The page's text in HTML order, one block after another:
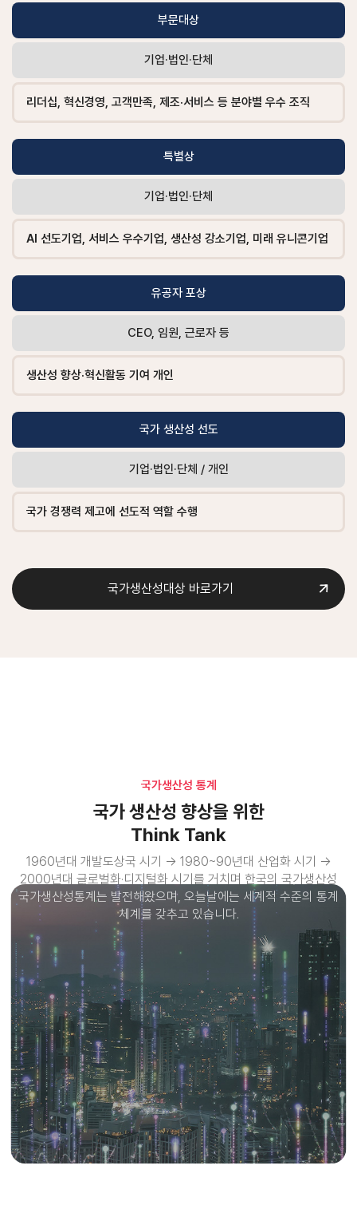
부문대상
기업·법인·단체
리더십, 혁신경영, 고객만족, 제조·서비스 등 분야별 우수 조직
특별상
기업·법인·단체
AI 선도기업, 서비스 우수기업, 생산성 강소기업, 미래 유니콘기업
유공자 포상
CEO, 임원, 근로자 등
생산성 향상·혁신활동 기여 개인
국가 생산성 선도
기업·법인·단체 / 개인
국가 경쟁력 제고에 선도적 역할 수행
국가생산성대상 바로가기
국가생산성 통계
국가 생산성 향상을 위한
Think Tank
1960년대 개발도상국 시기 → 1980~90년대 산업화 시기 →
2000년대 글로벌화·디지털화 시기를 거치며 한국의 국가생산성
통계는 발전해왔으며, 오늘날에는 세계적 수준의 통계 체계를
갖추고 있습니다.
국가생산성 통계
국가 생산성 향상을 위한
Think Tank
1960년대 개발도상국 시기 → 1980~90년대 산업화 시기 →
2000년대 글로벌화·디지털화 시기를거치며 한국의
국가생산성통계는 발전해왔으며, 오늘날에는 세계적 수준의 통계
체계를 갖추고 있습니다.